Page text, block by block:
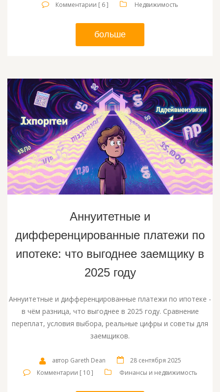
Комментарии [ 6 ]
Недвижимость
больше
Аннуитетные и
дифференцированные платежи по
ипотеке: что выгоднее заемщику в
2025 году
Аннуитетные и дифференцированные платежи по ипотеке -
в чём разница, что выгоднее в 2025 году. Сравнение
переплат, условия выбора, реальные цифры и советы для
заемщиков.
автор Gareth Dean
28 сентября 2025
Комментарии [ 10 ]
Финансы и недвижимость